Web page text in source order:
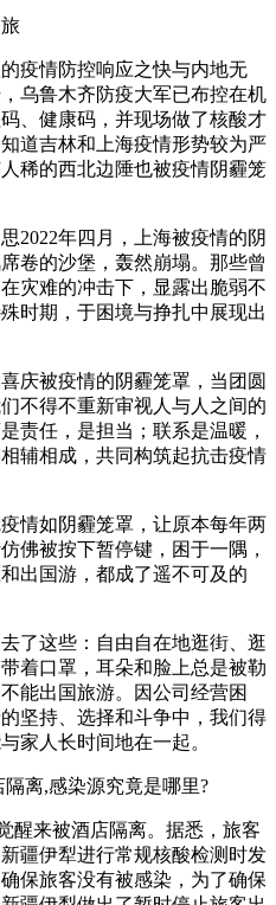
疫情防控响应之快与内地无
乌鲁木齐防疫大军已布控在机
、健康码，并现场做了核酸才
道吉林和上海疫情形势较为严
稀的西北边陲也被疫情阴霾笼
2022年四月，上海被疫情的阴
卷的沙堡，轰然崩塌。那些曾
灾难的冲击下，显露出脆弱不
时期，于困境与挣扎中展现出
庆被疫情的阴霾笼罩，当团圆
不得不重新审视人与人之间的
责任，是担当；联系是温暖，
辅相成，共同构筑起抗击疫情
情如阴霾笼罩，让原本每年两
佛被按下暂停键，困于一隅，
出国游，都成了遥不可及的
了这些：自由自在地逛街、逛
着口罩，耳朵和脸上总是被勒
能出国旅游。因公司经营困
坚持、选择和斗争中，我们得
家人长时间地在一起。
离,感染源究竟是哪里?
醒来被酒店隔离。据悉，旅客
疆伊犁进行常规核酸检测时发
保旅客没有被感染，为了确保